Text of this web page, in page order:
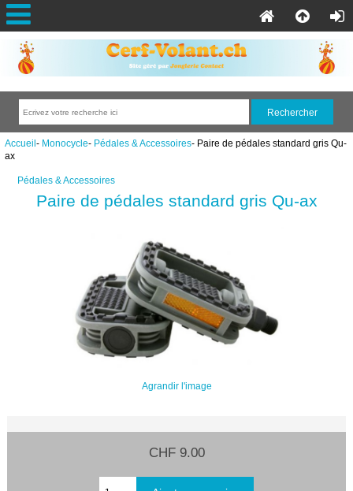
Accueil- Monocycle- Pédales & Accessoires- Paire de pédales standard gris Qu-
ax
Pédales & Accessoires
Paire de pédales standard gris Qu-ax
Agrandir l'image
CHF 9.00